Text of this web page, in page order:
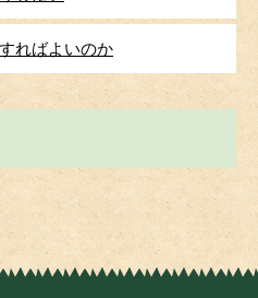
ればよいのか